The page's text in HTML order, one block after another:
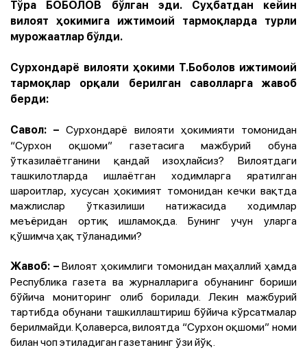
Тўра БОБОЛОВ бўлган эди. Суҳбатдан кейин
вилоят ҳокимига ижтимоий тармоқларда турли
мурожаатлар бўлди.
Сурхондарё вилояти ҳокими Т.Боболов ижтимоий
тармоқлар орқали берилган саволларга жавоб
берди:
Савол: – Сурхондарё вилояти ҳокимияти томонидан
“Сурхон оқшоми” газетасига мажбурий обуна
ўтказилаётганини қандай изоҳлайсиз? Вилоятдаги
ташкилотларда ишлаётган ходимларга яратилган
шароитлар, хусусан ҳокимият томонидан кечки вақтда
мажлислар ўтказилиши натижасида ходимлар
меъёридан ортиқ ишламоқда. Бунинг учун уларга
қўшимча ҳақ тўланадими?
Жавоб: – Вилоят ҳокимлиги томонидан маҳаллий ҳамда
Республика газета ва журналларига обунанинг бориши
бўйича мониторинг олиб борилади. Лекин мажбурий
тартибда обунани ташкиллаштириш бўйича кўрсатмалар
берилмайди. Қолаверса, вилоятда “Сурхон оқшоми” номи
билан чоп этиладиган газетанинг ўзи йўқ.